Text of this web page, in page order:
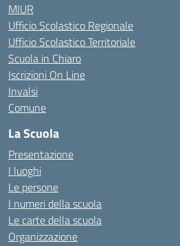
MIUR
Ufficio Scolastico Regionale
Ufficio Scolastico Territoriale
Scuola in Chiaro
Iscrizioni On Line
Invalsi
Comune
La Scuola
Presentazione
I luoghi
Le persone
I numeri della scuola
Le carte della scuola
Organizzazione